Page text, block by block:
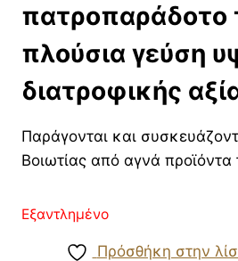
πατροπαράδοτο
πλούσια γεύση
διατροφικής
Παράγονται και
Βοιωτίας από αγνά
Εξαντλημένο
Πρόσθήκη στην